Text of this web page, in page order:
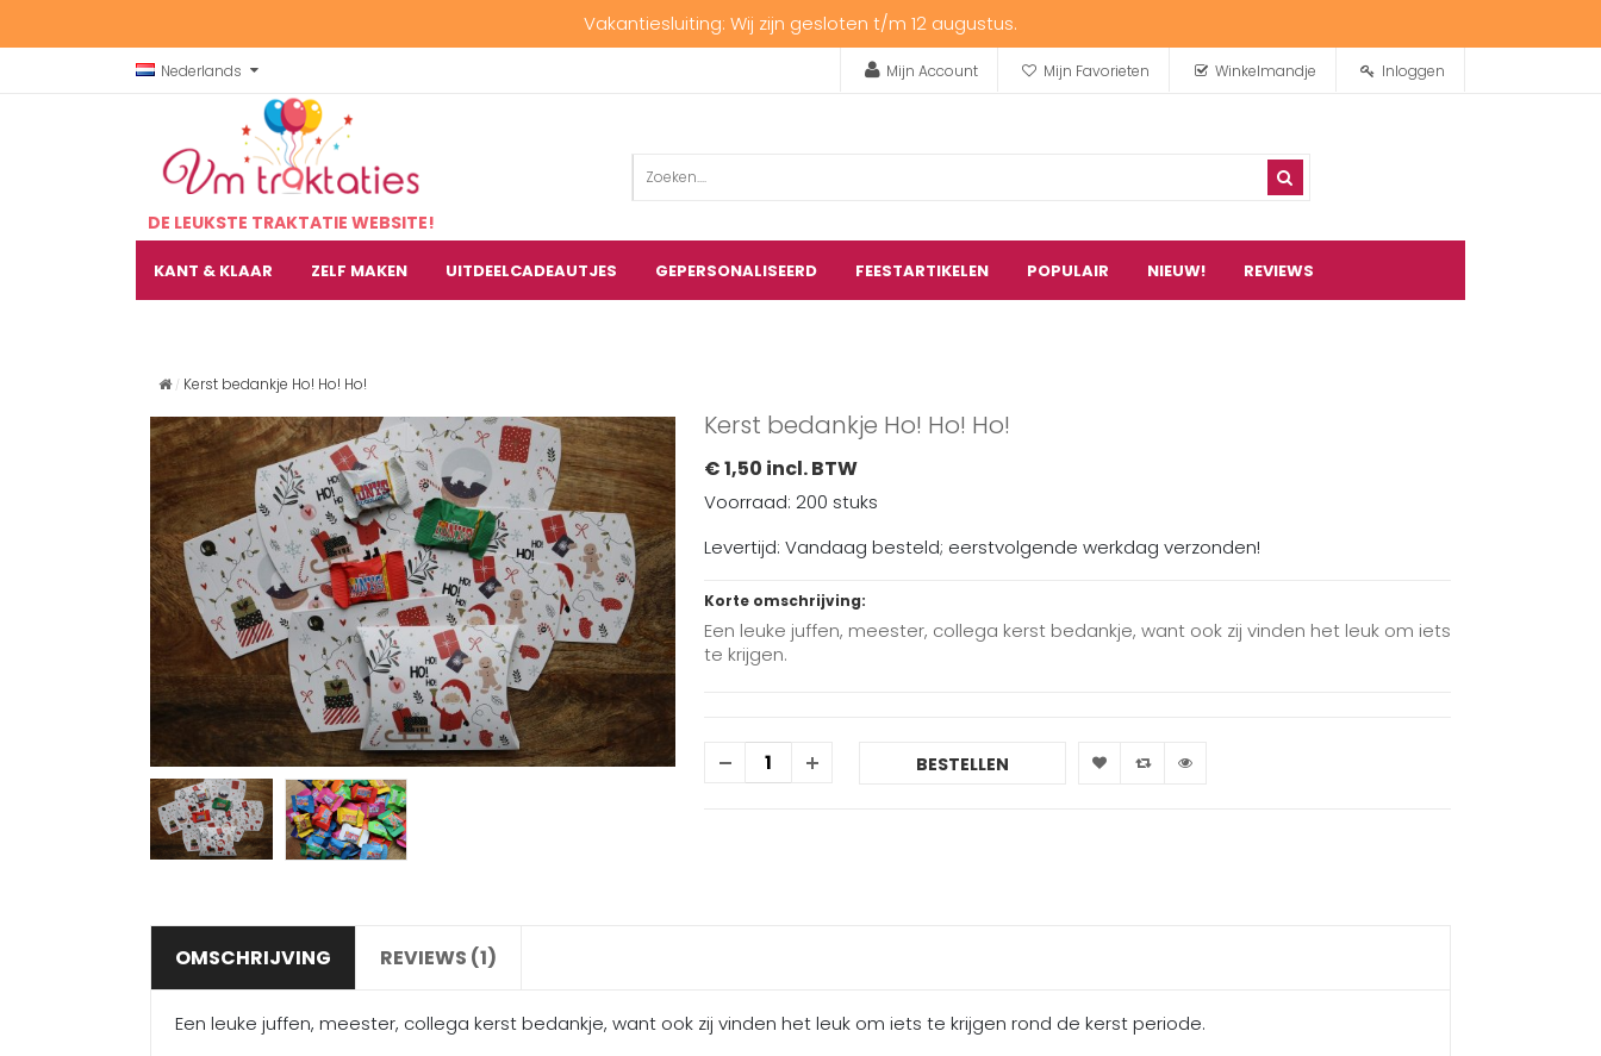
Vakantiesluiting: Wij zijn gesloten t/m 12 augustus.
Nederlands Mijn Account Mijn Favorieten Winkelmandje Inloggen
DE LEUKSTE TRAKTATIE WEBSITE!
KANT & KLAAR ZELF MAKEN UITDEELCADEAUTJES GEPERSONALISEERD FEESTARTIKELEN POPULAIR NIEUW! REVIEWS
Kerst bedankje Ho! Ho! Ho!
Kerst bedankje Ho! Ho! Ho!
€ 1,50 incl. BTW
Voorraad: 200 stuks
Levertijd: Vandaag besteld; eerstvolgende werkdag verzonden!
Korte omschrijving:
Een leuke juffen, meester, collega kerst bedankje, want ook zij vinden het leuk om iets
te krijgen.
BESTELLEN
OMSCHRIJVING REVIEWS (1)
Een leuke juffen, meester, collega kerst bedankje, want ook zij vinden het leuk om iets te krijgen rond de kerst periode.